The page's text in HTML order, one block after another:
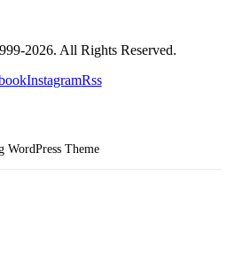
2026. All Rights Reserved.
InstagramRss
Theme